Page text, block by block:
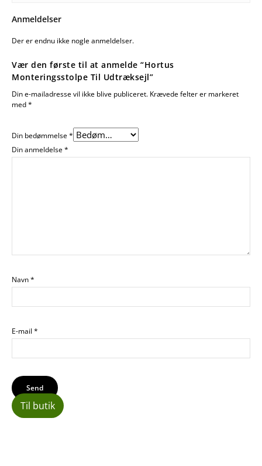
Anmeldelser
Der er endnu ikke nogle anmeldelser.
Vær den første til at anmelde “Hortus
Monteringsstolpe Til Udtræksejl”
Din e-mailadresse vil ikke blive publiceret. Krævede felter er markeret
med*
Din bedømmelse*
Din anmeldelse*
Navn*
E-mail *
Til butik